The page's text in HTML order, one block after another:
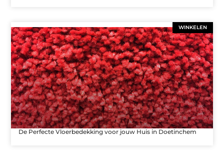
WINKELEN
De Perfecte Vloerbedekking voor jouw Huis in Doetinchem